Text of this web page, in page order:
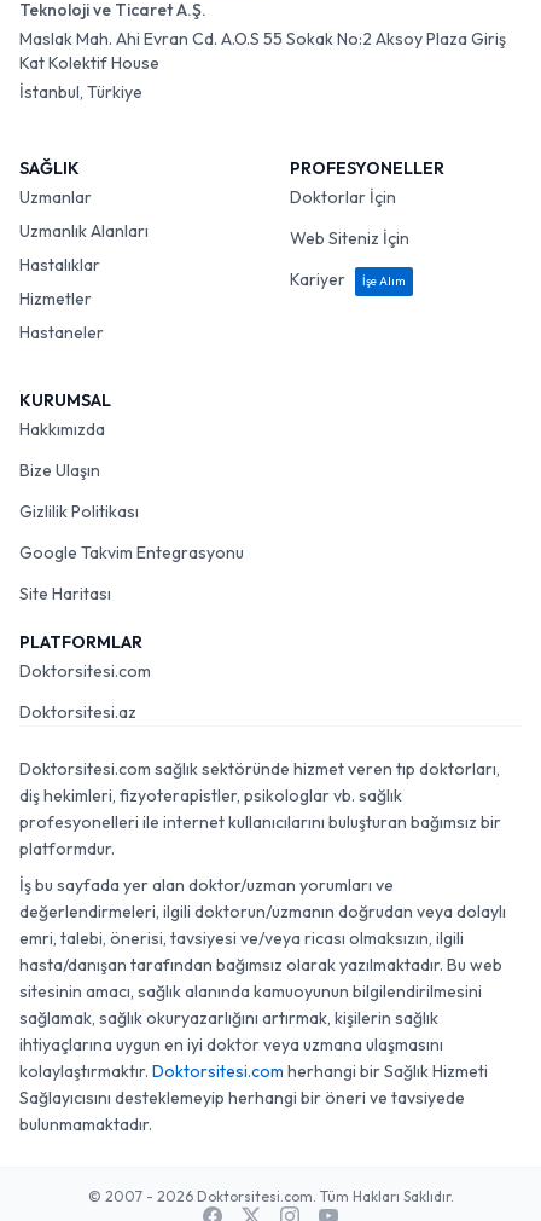
Teknoloji ve Ticaret A.Ş.
Maslak Mah. Ahi Evran Cd. A.O.S 55 Sokak No:2 Aksoy Plaza Giriş
Kat Kolektif House
İstanbul, Türkiye
SAĞLIK
Uzmanlar
Uzmanlık Alanları
Hastalıklar
Hizmetler
Hastaneler
PROFESYONELLER
Doktorlar İçin
Web Siteniz İçin
Kariyer
İşe Alım
KURUMSAL
Hakkımızda
Bize Ulaşın
Gizlilik Politikası
Google Takvim Entegrasyonu
Site Haritası
PLATFORMLAR
Doktorsitesi.com
Doktorsitesi.az
Doktorsitesi.com sağlık sektöründe hizmet veren tıp doktorları,
diş hekimleri, fizyoterapistler, psikologlar vb. sağlık
profesyonelleri ile internet kullanıcılarını buluşturan bağımsız bir
platformdur.
İş bu sayfada yer alan doktor/uzman yorumları ve
değerlendirmeleri, ilgili doktorun/uzmanın doğrudan veya dolaylı
emri, talebi, önerisi, tavsiyesi ve/veya ricası olmaksızın, ilgili
hasta/danışan tarafından bağımsız olarak yazılmaktadır. Bu web
sitesinin amacı, sağlık alanında kamuoyunun bilgilendirilmesini
sağlamak, sağlık okuryazarlığını artırmak, kişilerin sağlık
ihtiyaçlarına uygun en iyi doktor veya uzmana ulaşmasını
kolaylaştırmaktır. Doktorsitesi.com herhangi bir Sağlık Hizmeti
Sağlayıcısını desteklemeyip herhangi bir öneri ve tavsiyede
bulunmamaktadır.
© 2007 - 2026 Doktorsitesi.com. Tüm Hakları Saklıdır.